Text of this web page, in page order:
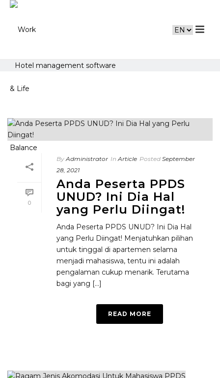
Hotel management software
0
By Administrator In Article Posted September
28, 2021
Anda Peserta PPDS
UNUD? Ini Dia Hal
yang Perlu Diingat!
Anda Peserta PPDS UNUD? Ini Dia Hal
yang Perlu Diingat! Menjatuhkan pilihan
untuk tinggal di apartemen selama
menjadi mahasiswa, tentu ini adalah
pengalaman cukup menarik. Terutama
bagi yang [...]
READ MORE